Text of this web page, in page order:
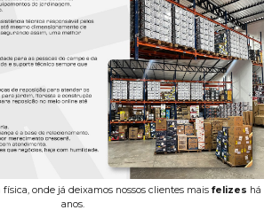
onde já deixamos nossos clientes mais felizes há
anos.